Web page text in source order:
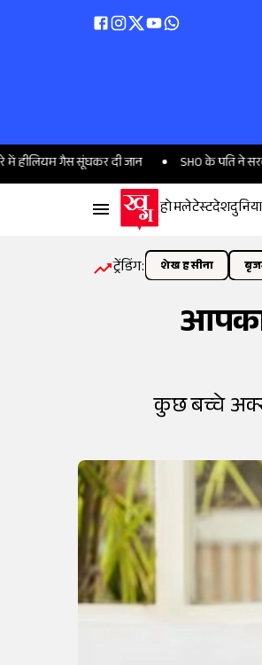
सूंघकर दी जान SHO के पति ने सरकारी गाड़ी
होमलेटेस्टदेशदुनिया
ट्रेंडिंग: शेख हसीना
आपका
कुछ बच्चे